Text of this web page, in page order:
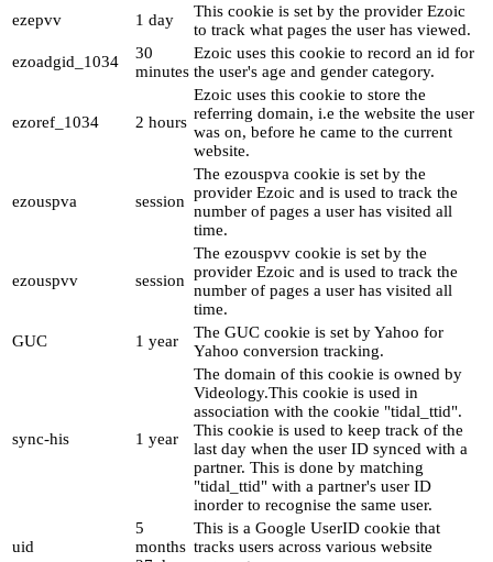
ezepvv
1 day
This cookie is set by the provider Ezoic
to track what pages the user has viewed.
ezoadgid_1034
30
minutes
Ezoic uses this cookie to record an id for
the user's age and gender category.
ezoref_1034 2 hours
Ezoic uses this cookie to store the
referring domain, i.e the website the user
was on, before he came to the current
website.
ezouspva session
The ezouspva cookie is set by the
provider Ezoic and is used to track the
number of pages a user has visited all
time.
ezouspvv session
The ezouspvv cookie is set by the
provider Ezoic and is used to track the
number of pages a user has visited all
time.
GUC
1 year
The GUC cookie is set by Yahoo for
Yahoo conversion tracking.
sync-his 1 year
The domain of this cookie is owned by
Videology.This cookie is used in
association with the cookie "tidal_ttid".
This cookie is used to keep track of the
last day when the user ID synced with a
partner. This is done by matching
"tidal_ttid" with a partner's user ID
inorder to recognise the same user.
uid
5
months
This is a Google UserID cookie that
tracks users across various website